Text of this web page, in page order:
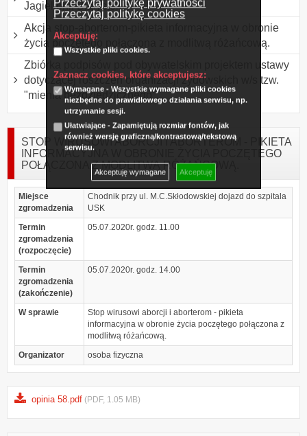
Przeczytaj politykę prywatności
Przeczytaj politykę cookies
Akceptuję:
Wszystkie pliki cookies.
Zaznacz cookies, które akceptujesz:
Wymagane - Wszystkie wymagane pliki cookies
niezbędne do prawidłowego działania serwisu, np.
utrzymanie sesji.
Ułatwiające - Zapamiętują rozmiar fontów, jak
również wersję graficzną/kontrastową/tekstową
serwisu.
Akceptuję wymagane Akceptuję
Jagiellonii Białystok
Akcja stop-aborterom-pikieta informacyjna w obronie
życia poczętego połączona z modlitwą różańcową.
Zbiórka podpisów pod obywatelskim projektem ustawy
dotyczącej roszczeń organizacji żydowskich w/s tzw.
"mienia bezdziedzicznego".
STOP WIRUSOWI ABORCJI I ABORTEROM - PIKIETA
INFORMACYJNA W OBRONIE ŻYCIA POCZĘTEGO
POŁĄCZONA Z MODLITWĄ RÓŻAŃCOWĄ.
Miejsce
zgromadzenia
Chodnik przy ul. M.C.Skłodowskiej dojazd do szpitala
USK
Termin
zgromadzenia
(rozpoczęcie)
05.07.2020r. godz. 11.00
Termin
zgromadzenia
(zakończenie)
05.07.2020r. godz. 14.00
W sprawie
Stop wirusowi aborcji i aborterom - pikieta
informacyjna w obronie życia poczętego połączona z
modlitwą różańcową.
Organizator
osoba fizyczna
opinia 58.pdf (PDF, 1.05 MB)